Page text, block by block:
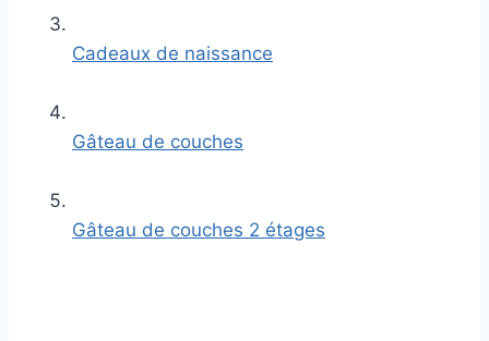
Cadeaux de naissance
Gâteau de couches
Gâteau de couches 2 étages